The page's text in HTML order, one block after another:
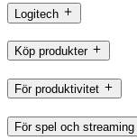
Logitech
Köp produkter
För produktivitet
För spel och streaming